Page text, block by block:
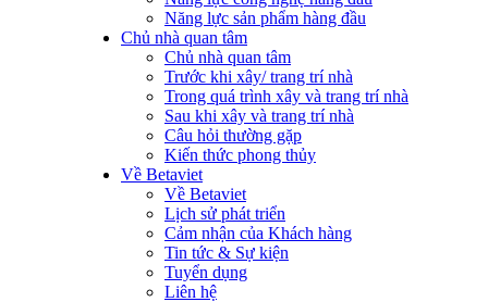
Năng lực sản phẩm hàng đầu
Chủ nhà quan tâm
Chủ nhà quan tâm
Trước khi xây/ trang trí nhà
Trong quá trình xây và trang trí nhà
Sau khi xây và trang trí nhà
Câu hỏi thường gặp
Kiến thức phong thủy
Về Betaviet
Về Betaviet
Lịch sử phát triển
Cảm nhận của Khách hàng
Tin tức & Sự kiện
Tuyển dụng
Liên hệ